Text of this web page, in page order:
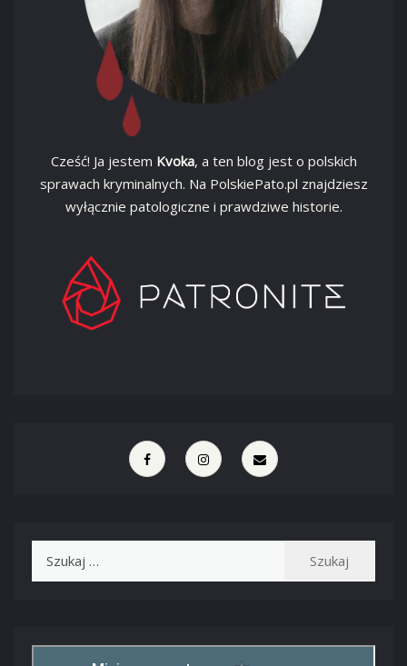
Cześć! Ja jestem Kvoka, a ten blog jest o polskich
sprawach kryminalnych. Na PolskiePato.pl znajdziesz
wyłącznie patologiczne i prawdziwe historie.